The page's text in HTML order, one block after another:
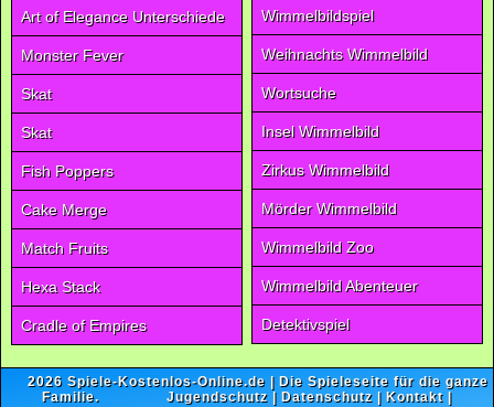
Art of Elegance Unterschiede
Monster Fever
Skat
Skat
Fish Poppers
Cake Merge
Match Fruits
Hexa Stack
Cradle of Empires
Wimmelbildspiel
Weihnachts Wimmelbild
Wortsuche
Insel Wimmelbild
Zirkus Wimmelbild
Mörder Wimmelbild
Wimmelbild Zoo
Wimmelbild Abenteuer
Detektivspiel
2026 Spiele-Kostenlos-Online.de| Die Spieleseite für die ganze
Familie.
Jugendschutz | Datenschutz | Kontakt |